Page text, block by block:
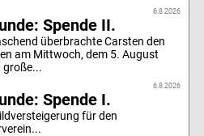
6.8.2026
Spende II.
überbrachte Carsten den
am Mittwoch, dem 5. August
große...
6.8.2026
Spende I.
für den